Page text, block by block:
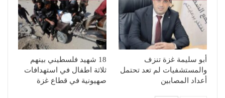
أبو سليمة غزة تنزف
والمستشفيات لم تعد تحتمل
أعداد المصابين
18 شهيد فلسطيني بينهم
ثلاثة اطفال في استهدافات
صهيونية في قطاع غزة